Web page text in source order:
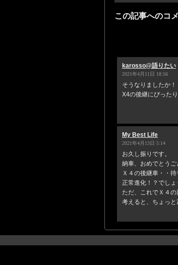
この記事へのコ
karosso@語りたい
2021年4月11日 18:56
そうなりましたか！
X4の後継にぴったり
My Best Life
2021年4月13日 5:14
お久し振りです。
納車、おめでとうご
Ｘ４の後継車・・
正常進化！？でしょ
ただ、これでＸ４
考えると、ちょっと